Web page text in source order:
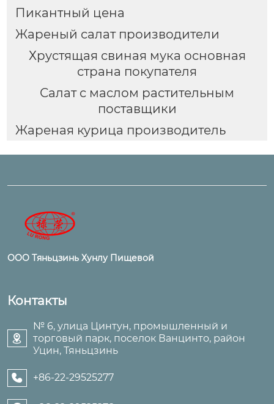
Пикантный цена
Жареный салат производители
Хрустящая свиная мука основная
страна покупателя
Салат с маслом растительным
поставщики
Жареная курица производитель
ООО Тяньцзинь Хунлу Пищевой
Контакты

№ 6, улица Цинтун, промышленный и
торговый парк, поселок Ванцинто, район
Уцин, Тяньцзинь
 +86-22-29525277